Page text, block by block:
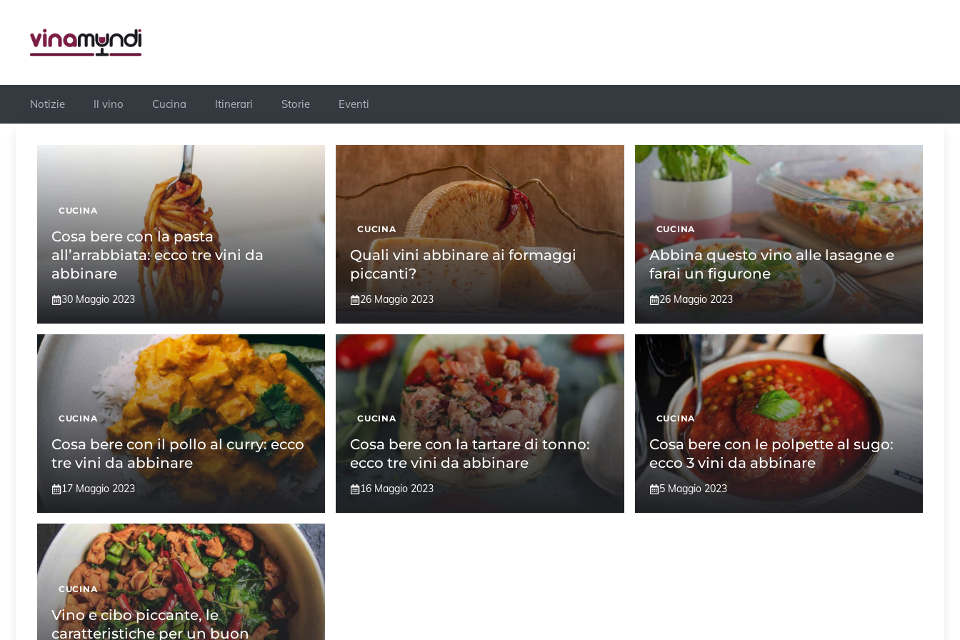
contenuto
Notizie Il vino Cucina Itinerari Storie Eventi
CUCINA
Cosa bere con la pasta
all’arrabbiata: ecco tre vini da
abbinare
30 Maggio 2023
CUCINA
​Quali vini abbinare ai formaggi
piccanti?
26 Maggio 2023
CUCINA
Abbina questo vino alle lasagne e
farai un figurone
26 Maggio 2023
CUCINA
Cosa bere con il pollo al curry: ecco
tre vini da abbinare
17 Maggio 2023
CUCINA
Cosa bere con la tartare di tonno:
ecco tre vini da abbinare
16 Maggio 2023
CUCINA
Cosa bere con le polpette al sugo:
ecco 3 vini da abbinare
5 Maggio 2023
CUCINA
Vino e cibo piccante, le
caratteristiche per un buon